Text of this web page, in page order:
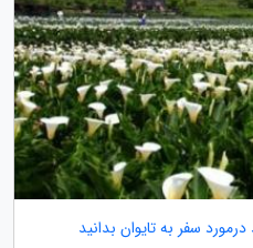
سفر به تایوان بدانید